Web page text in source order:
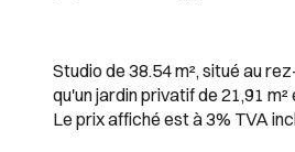
Studio de 38.54 m², situé au
qu'un jardin privatif de 21,91
Le prix affiché est à 3% TVA